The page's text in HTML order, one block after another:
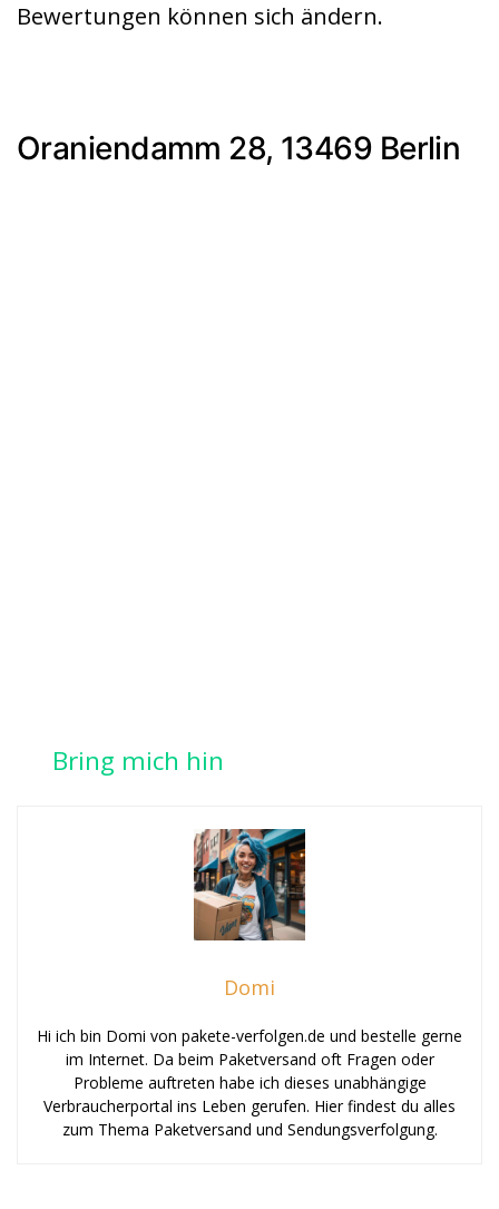
Bewertungen können sich ändern.
Oraniendamm 28, 13469 Berlin
Bring mich hin
Domi
Hi ich bin Domi von pakete-verfolgen.de und bestelle gerne
im Internet. Da beim Paketversand oft Fragen oder
Probleme auftreten habe ich dieses unabhängige
Verbraucherportal ins Leben gerufen. Hier findest du alles
zum Thema Paketversand und Sendungsverfolgung.